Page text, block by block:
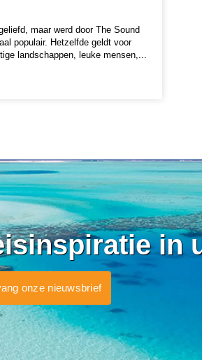
maar werd door The Sound
populair. Hetzelfde geldt voor
landschappen, leuke mensen,...
in
onze nieuwsbrief